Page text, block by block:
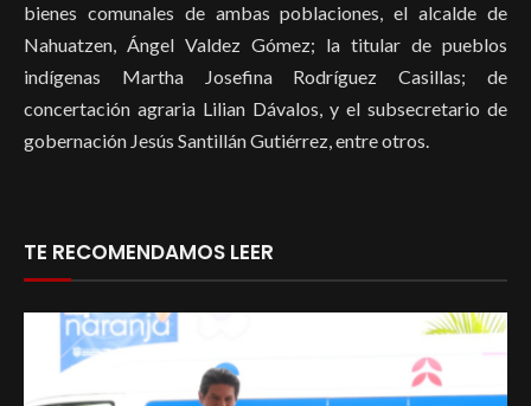
bienes comunales de ambas poblaciones, el alcalde de
Nahuatzen, Ángel Valdez Gómez; la titular de pueblos
indígenas Martha Josefina Rodríguez Casillas; de
concertación agraria Lilian Dávalos, y el subsecretario de
gobernación Jesús Santillán Gutiérrez, entre otros.
TE RECOMENDAMOS LEER